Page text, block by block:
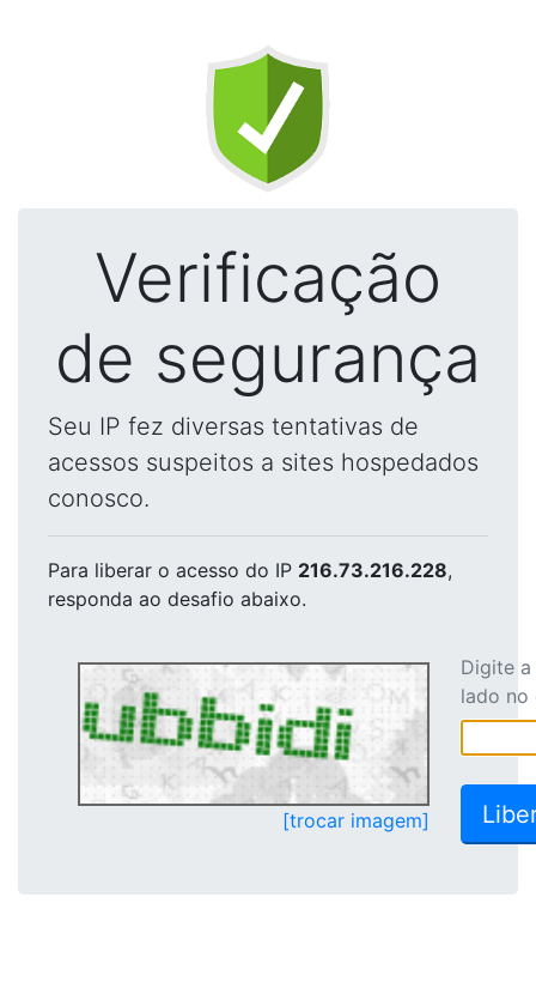
Verificação
de segurança
Seu IP fez diversas tentativas de
acessos suspeitos a sites hospedados
conosco.
Para liberar o acesso do IP 216.73.216.228,
responda ao desafio abaixo.
[trocar imagem]
Digite
lado no